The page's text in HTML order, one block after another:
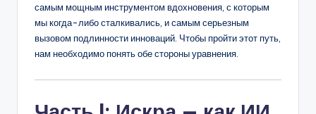
самым мощным инструментом вдохновения, с которым
мы когда-либо сталкивались, и самым серьезным
вызовом подлинности инноваций. Чтобы пройти этот путь,
нам необходимо понять обе стороны уравнения.